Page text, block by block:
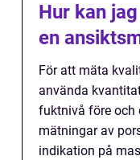
Hur kan
en
För att mäta
använda
fuktnivå före och
mätningar av
indikation på